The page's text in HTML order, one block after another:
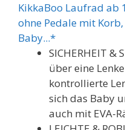
KikkaBoo Laufrad ab
ohne Pedale mit
Baby...*
SICHERHEIT &
über eine
kontrollierte
sich das Baby
auch mit EVA-